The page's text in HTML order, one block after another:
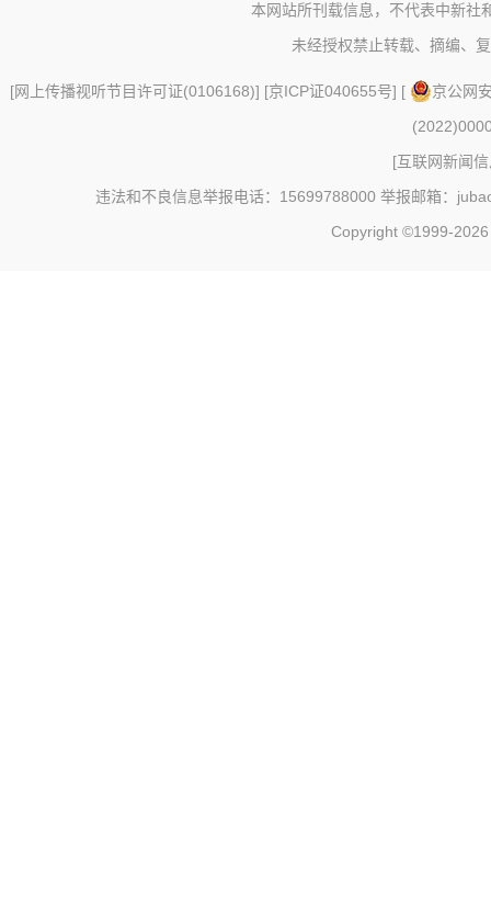
本网站所刊载信息，不代表中新社
未经授权禁止转载、摘编、
[网上传播视听节目许可证(0106168)] [京ICP证040655号] [
京公网
[互联网新闻
违法和不良信息举报电话：15699788000 举报邮箱：
Copyright ©1999-